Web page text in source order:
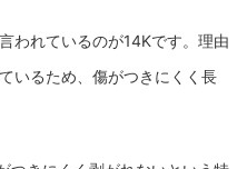
われているのが14Kです。理由
いるため、傷がつきにくく長